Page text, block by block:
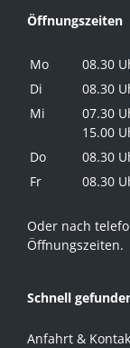
Öffnungszeiten
Mo
08.30
Di
08.30
Mi
07.30
15.00
Do
08.30
Fr
08.30
Oder nach
Öffnungszeiten.
Schnell
Anfahrt &